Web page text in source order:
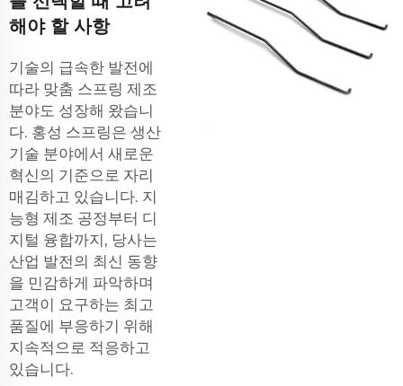
해야 할 사항
기술의 급속한 발전에
따라 맞춤 스프링 제조
분야도 성장해 왔습니
다. 홍성 스프링은 생산
기술 분야에서 새로운
혁신의 기준으로 자리
매김하고 있습니다. 지
능형 제조 공정부터 디
지털 융합까지, 당사는
산업 발전의 최신 동향
을 민감하게 파악하며
고객이 요구하는 최고
품질에 부응하기 위해
지속적으로 적응하고
있습니다.